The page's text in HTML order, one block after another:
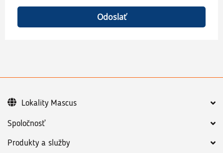
Odoslať
Spoločnosť
Produkty a služby
Lokality Mascus